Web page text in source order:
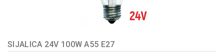
Instalacioni
SIJALICA 24V 100W A55 E27